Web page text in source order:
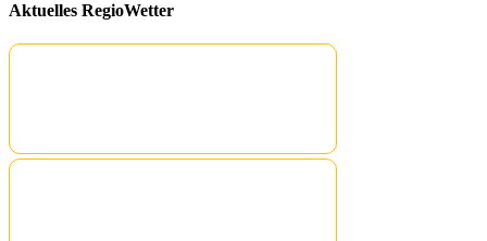
Aktuelles RegioWetter